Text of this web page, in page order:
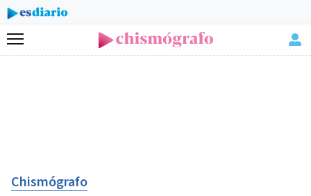
Menú
Chismógrafo